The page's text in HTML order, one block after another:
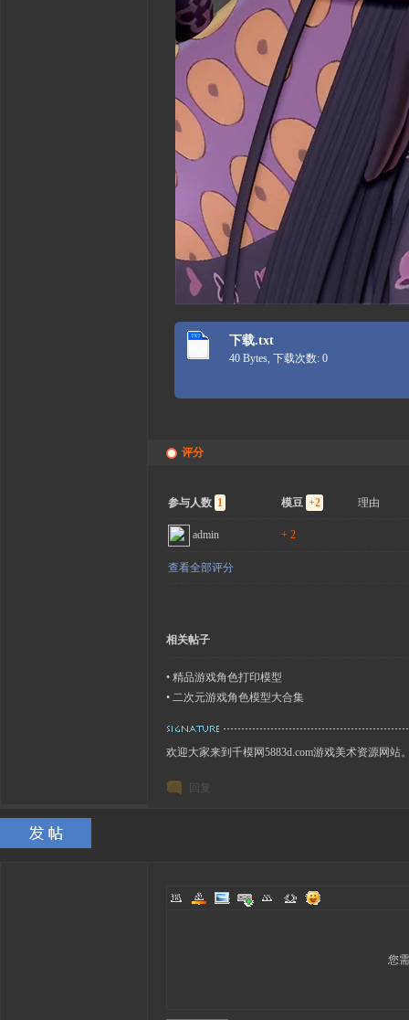
下载.txt
40 Bytes, 下载次数: 0
评分
参与人数 1 模豆 +2 理由
admin + 2
查看全部评分
相关帖子
• 精品游戏角色打印模型
• 二次元游戏角色模型大合集
欢迎大家来到千模网5883d.com游戏美术资源网站
回复
您